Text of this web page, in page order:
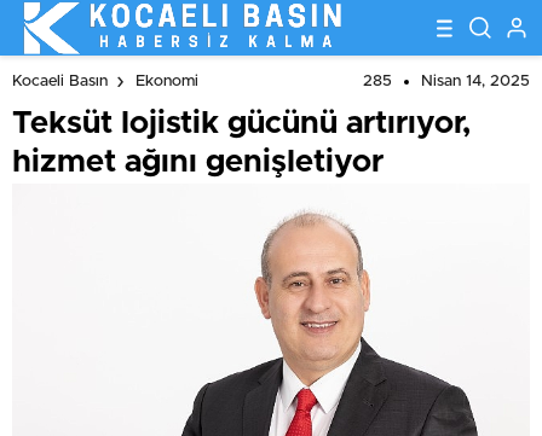
Kocaeli Basın Ekonomi 285 Nisan 14, 2025
Teksüt lojistik gücünü artırıyor,
hizmet ağını genişletiyor